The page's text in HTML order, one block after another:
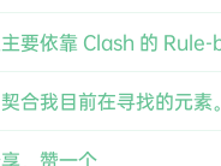
合我目前在寻找的元素。
，赞一个